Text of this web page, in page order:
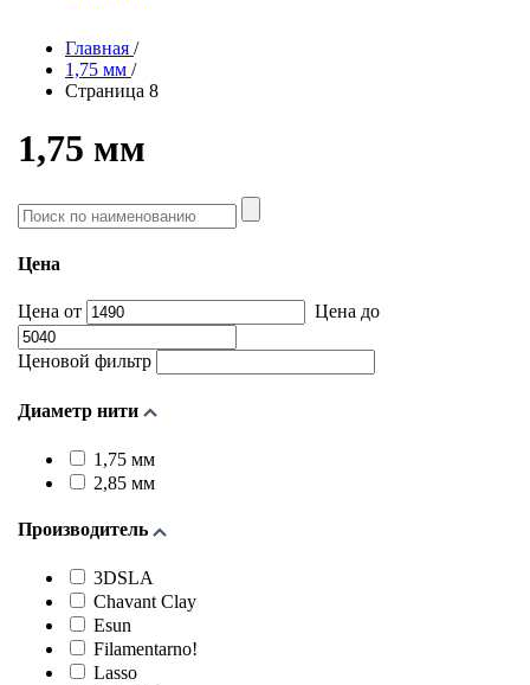
Главная /
1,75 мм /
Страница 8
1,75 мм
Поиск
по
Цена
Цена от Цена до
Ценовой фильтр
Диаметр нити
1,75 мм
2,85 мм
Производитель
3DSLA
Chavant Clay
Esun
Filamentarno!
Lasso